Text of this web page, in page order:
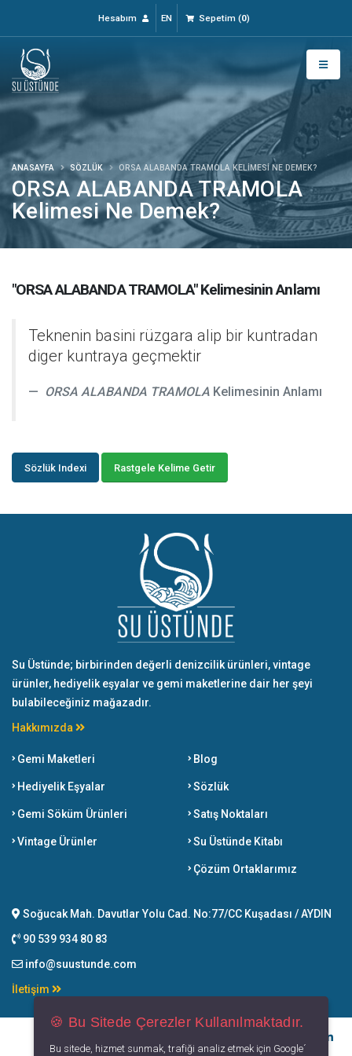
Hesabım EN Sepetim (0)
ORSA ALABANDA TRAMOLA
Kelimesi Ne Demek?
ANASAYFA SÖZLÜK ORSA ALABANDA TRAMOLA KELIMESI NE DEMEK?
"ORSA ALABANDA TRAMOLA" Kelimesinin Anlamı
Teknenin basini rüzgara alip bir kuntradan
diger kuntraya geçmektir
ORSA ALABANDA TRAMOLA Kelimesinin Anlamı
Sözlük Indexi Rastgele Kelime Getir
Su Üstünde; birbirinden değerli denizcilik ürünleri, vintage
ürünler, hediyelik eşyalar ve gemi maketlerine dair her şeyi
bulabileceğiniz mağazadır.
Hakkımızda
Gemi Maketleri
Hediyelik Eşyalar
Gemi Söküm Ürünleri
Vintage Ürünler
Blog
Sözlük
Satış Noktaları
Su Üstünde Kitabı
Çözüm Ortaklarımız
Soğucak Mah. Davutlar Yolu Cad. No:77/CC Kuşadası / AYDIN
90 539 934 80 83
info@suustunde.com
İletişim
🍪 Bu Sitede Çerezler Kullanılmaktadır.
Bu sitede, hizmet sunmak, trafiği analiz etmek için Google´